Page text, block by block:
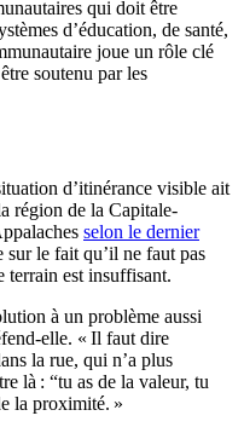
qui doit être
d’éducation, de santé,
joue un rôle clé
soutenu par les
d’itinérance visible ait
région de la Capitale-
selon le dernier
sur le fait qu’il ne faut pas
terrain est insuffisant.
à un problème aussi
elle. « Il faut dire
la rue, qui n’a plus
là : “tu as de la valeur, tu
la proximité. »